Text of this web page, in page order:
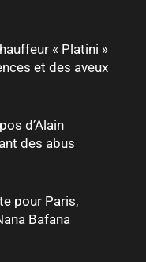
« Platini »
et des aveux
d’Alain
des abus
pour Paris,
Bafana